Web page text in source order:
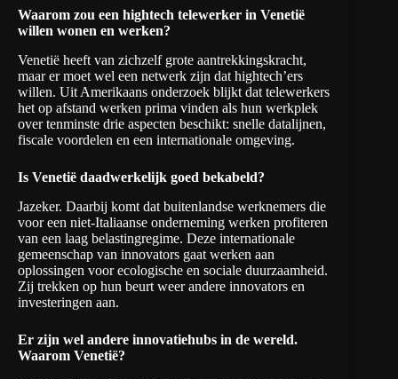
Waarom zou een hightech telewerker in Venetië
willen wonen en werken?
Venetië heeft van zichzelf grote aantrekkingskracht,
maar er moet wel een netwerk zijn dat hightech’ers
willen. Uit Amerikaans onderzoek blijkt dat telewerkers
het op afstand werken prima vinden als hun werkplek
over tenminste drie aspecten beschikt: snelle datalijnen,
fiscale voordelen en een internationale omgeving.
Is Venetië daadwerkelijk goed bekabeld?
Jazeker. Daarbij komt dat buitenlandse werknemers die
voor een niet-Italiaanse onderneming werken profiteren
van een laag belastingregime. Deze internationale
gemeenschap van innovators gaat werken aan
oplossingen voor ecologische en sociale duurzaamheid.
Zij trekken op hun beurt weer andere innovators en
investeringen aan.
Er zijn wel andere innovatiehubs in de wereld.
Waarom Venetië?